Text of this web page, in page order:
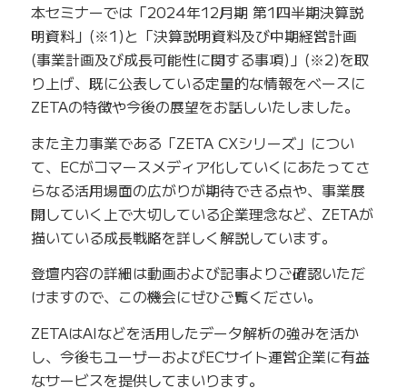
本セミナーでは「2024年12月期 第1四半期決算説
明資料」(※1)と「決算説明資料及び中期経営計画
(事業計画及び成長可能性に関する事項)」(※2)を取
り上げ、既に公表している定量的な情報をベースに
ZETAの特徴や今後の展望をお話しいたしました。
また主力事業である「ZETA CXシリーズ」につい
て、ECがコマースメディア化していくにあたってさ
らなる活用場面の広がりが期待できる点や、事業展
開していく上で大切している企業理念など、ZETAが
描いている成長戦略を詳しく解説しています。
登壇内容の詳細は動画および記事よりご確認いただ
けますので、この機会にぜひご覧ください。
ZETAはAIなどを活用したデータ解析の強みを活か
し、今後もユーザーおよびECサイト運営企業に有益
なサービスを提供してまいります。